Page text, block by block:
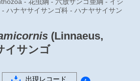
- ハナヤサイサンゴ科 - ハナヤサイサン
(Linnaeus,
イサンゴ
出現レコード